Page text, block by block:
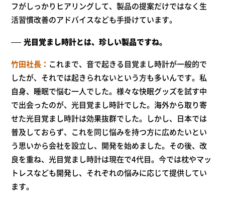
フがしっかりヒアリングして、製品の提案だけではなく生
活習慣改善のアドバイスなども手掛けています。
光目覚まし時計とは、珍しい製品ですね。
竹田社長
これまで、音で起きる目覚まし時計が一般的で
したが、それでは起きられないという方も多いんです。私
自身、睡眠で悩む一人でした。様々な快眠グッズを試す中
で出会ったのが、光目覚まし時計でした。海外から取り寄
せた光目覚まし時計は効果抜群でした。しかし、日本では
普及しておらず、これを同じ悩みを持つ方に広めたいとい
う思いから会社を設立し、開発を始めました。その後、改
良を重ね、光目覚まし時計は現在で4代目。今では枕やマッ
トレスなども開発し、それぞれの悩みに応じて提供してい
ます。